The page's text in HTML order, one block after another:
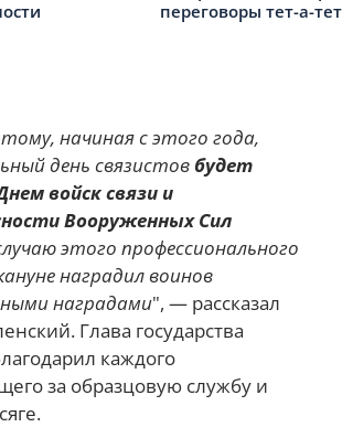
переговоры тет-а-тет
начиная с этого года,
день связистов будет
войск связи и
Вооруженных Сил
этого профессионального
наградил воинов
наградами", — рассказал
Глава государства
каждого
за образцовую службу и